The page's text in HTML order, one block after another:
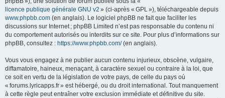
licence publique générale GNU v2 » (ci-après « GPL »), téléchargeable depuis
www.phpbb.com (en anglais). Le logiciel phpBB ne fait que faciliter les
discussions sur Internet ; phpBB Limited n’est pas responsable du contenu ni
du comportement autorisés ou interdits sur ce site. Pour plus d’informations sur
phpBB, consultez : https://www.phpbb.com/(en anglais).
Vous vous engagez à ne publier aucun contenu injurieux, obscène, vulgaire,
diffamatoire, haineux, menaçant, à caractère sexuel ou contraire à la loi, que
ce soit en vertu de la législation de votre pays, de celle du pays où
« forums.lyricapps.fr » est hébergé, ou du droit international. Tout manquement
à cette règle peut entraîner votre exclusion immédiate et définitive du site.